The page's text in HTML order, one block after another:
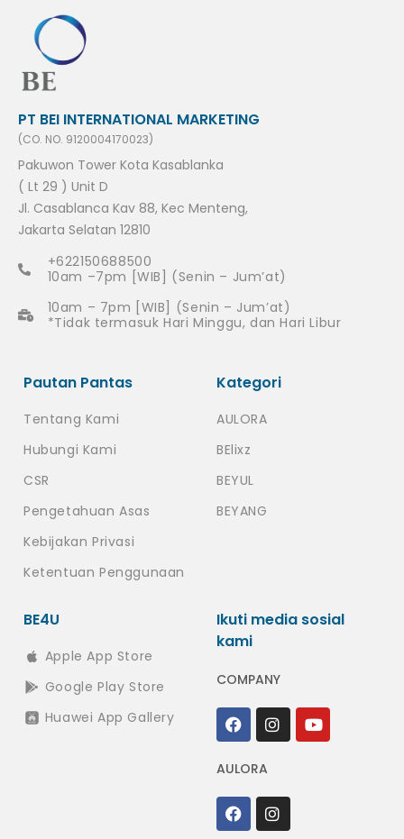
PT BEI INTERNATIONAL MARKETING
(CO. NO. 9120004170023)
Pakuwon Tower Kota Kasablanka
( Lt 29 ) Unit D
Jl. Casablanca Kav 88, Kec Menteng,
Jakarta Selatan 12810
+622150688500
10am –7pm [WIB] (Senin – Jum’at)
10am – 7pm [WIB] (Senin – Jum’at)
*Tidak termasuk Hari Minggu, dan Hari Libur
Pautan Pantas
Tentang Kami
Hubungi Kami
CSR
Pengetahuan Asas
Kebijakan Privasi
Ketentuan Penggunaan
Kategori
AULORA
BElixz
BEYUL
BEYANG
BE4U
Apple App Store
Google Play Store
Huawei App Gallery
Ikuti media sosial
kami
COMPANY
AULORA